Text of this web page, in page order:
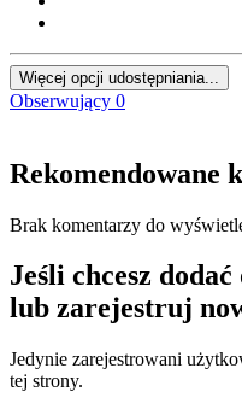
Więcej opcji udostępniania...
Obserwujący 0
Rekomendowane
Brak komentarzy do
Jeśli chcesz
lub zarejestruj
Jedynie zarejestrowani
tej strony.